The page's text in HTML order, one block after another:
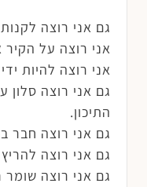
גם אני רוצה
אני רוצה על הקיר
אני רוצה להיות
גם אני רוצה
התיכון.
גם אני רוצה חבר
גם אני רוצה
גם אני רוצה שומר